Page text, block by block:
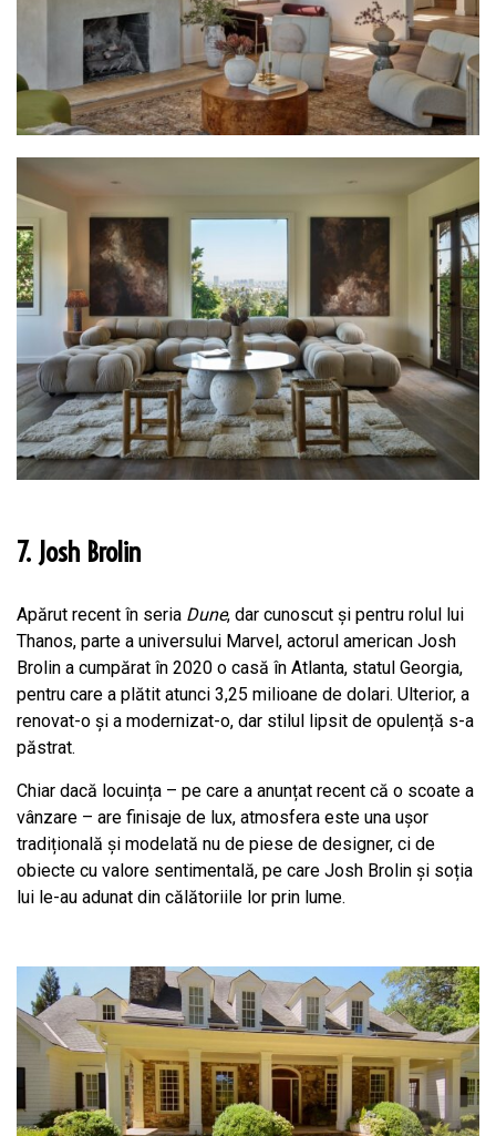
7. Josh Brolin
Apărut recent în seria Dune, dar cunoscut și pentru rolul lui
Thanos, parte a universului Marvel, actorul american Josh
Brolin a cumpărat în 2020 o casă în Atlanta, statul Georgia,
pentru care a plătit atunci 3,25 milioane de dolari. Ulterior, a
renovat-o și a modernizat-o, dar stilul lipsit de opulență s-a
păstrat.
Chiar dacă locuința – pe care a anunțat recent că o scoate a
vânzare – are finisaje de lux, atmosfera este una ușor
tradițională și modelată nu de piese de designer, ci de
obiecte cu valore sentimentală, pe care Josh Brolin și soția
lui le-au adunat din călătoriile lor prin lume.